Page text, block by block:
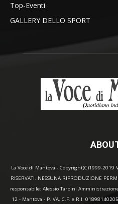
Top-Eventi
GALLERY DELLO SPORT
La Voce di Mantova - Copyright(C)1999-2019
RISERVATI. NESSUNA RIPRODUZIONE
responsabile: Alessio Tarpini
12 - Mantova - P.IVA, C.F. e R.I.